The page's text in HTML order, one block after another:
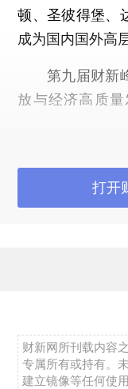
顿、圣彼得堡、
成为国内国外高
第九届财新峰
放与经济高质
革、城市治理
神、科学、体育
放40周年这一
国内外各行业
促进合作。目前
日头条、飞利浦
打开
财新网所刊载内容
专属所有或持有。
建立镜像等任何使用